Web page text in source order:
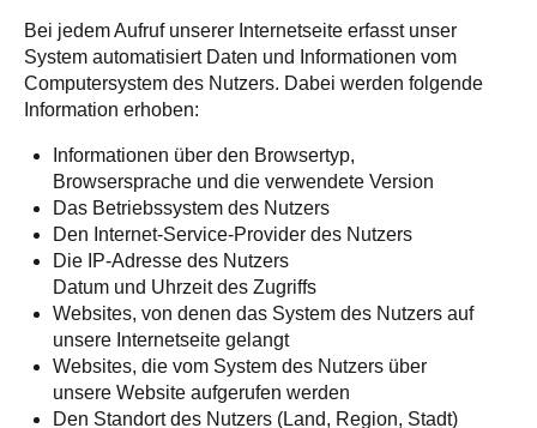
Bei jedem Aufruf unserer Internetseite erfasst unser
System automatisiert Daten und Informationen vom
Computersystem des Nutzers. Dabei werden folgende
Information erhoben:
Informationen über den Browsertyp,
Browsersprache und die verwendete Version
Das Betriebssystem des Nutzers
Den Internet-Service-Provider des Nutzers
Die IP-Adresse des Nutzers
Datum und Uhrzeit des Zugriffs
Websites, von denen das System des Nutzers auf
unsere Internetseite gelangt
Websites, die vom System des Nutzers über
unsere Website aufgerufen werden
Den Standort des Nutzers (Land, Region, Stadt)